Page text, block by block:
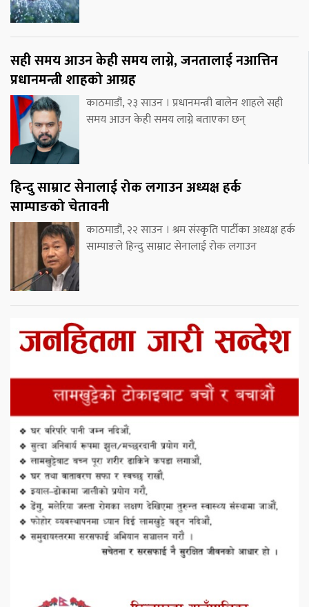
सही समय आउन केही समय लाग्ने, जनतालाई नआत्तिन
प्रधानमन्त्री शाहको आग्रह
काठमाडौं, २३ साउन । प्रधानमन्त्री बालेन शाहले सही
समय आउन केही समय लाग्ने बताएका छन्
हिन्दु साम्राट सेनालाई रोक लगाउन अध्यक्ष हर्क
साम्पाङको चेतावनी
काठमाडौं, २२ साउन । श्रम संस्कृति पार्टीका अध्यक्ष हर्क
साम्पाङले हिन्दु साम्राट सेनालाई रोक लगाउन